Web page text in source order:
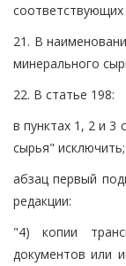
21. В
минерального
22. В статье 198:
в пунктах 1, 2 и 3
сырья" исключить;
абзац первый
редакции:
"4) копии
документов или